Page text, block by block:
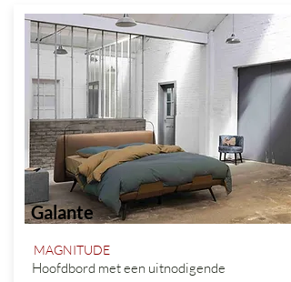
Galante
MAGNITUDE
Hoofdbord met een uitnodigende